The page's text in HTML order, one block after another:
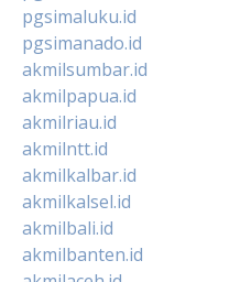
pgsimaluku.id
pgsimanado.id
akmilsumbar.id
akmilpapua.id
akmilriau.id
akmilntt.id
akmilkalbar.id
akmilkalsel.id
akmilbali.id
akmilbanten.id